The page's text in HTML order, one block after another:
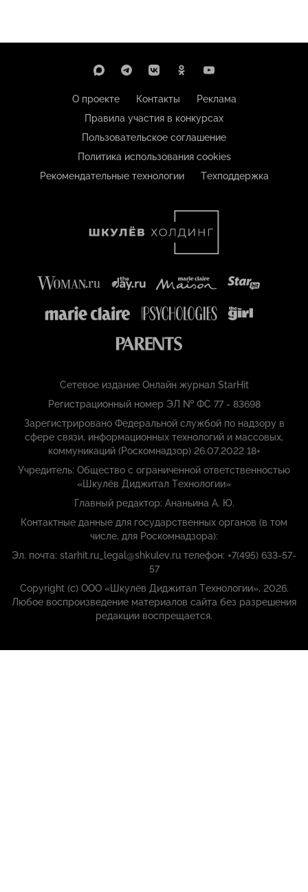
О проекте Контакты
Реклама
Правила участия в конкурсах
Пользовательское соглашение
Политика использования cookies
Рекомендательные технологии
Техподдержка
Сетевое издание Онлайн журнал StarHit
Регистрационный номер ЭЛ № ФС 77 - 83698
Зарегистрировано Федеральной службой по надзору в
сфере связи, информационных технологий и массовых,
коммуникаций (Роскомнадзор) 26.07.2022 18+
Учредитель: Общество с ограниченной ответственностью
«Шкулёв Диджитал Технологии»
Главный редактор: Ананьина А. Ю.
Контактные данные для государственных органов (в том
числе, для Роскомнадзора):
Эл. почта: starhit.ru_legal@shkulev.ru телефон: +7(495) 633-57-
57
Copyright (с) ООО «Шкулёв Диджитал Технологии», 2026.
Любое воспроизведение материалов сайта без разрешения
редакции воспрещается.